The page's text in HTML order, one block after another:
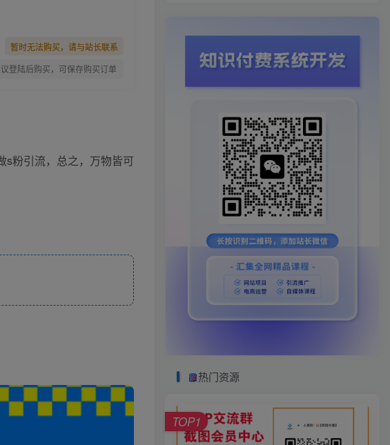
暂时无法购买，请与站长联系
登陆后购买，可保存购买订单
s粉引流，总之，万物皆可
热门资源
TOP1